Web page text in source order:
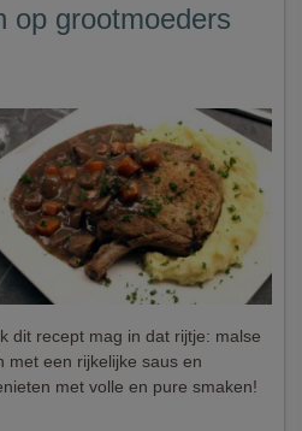
op grootmoeders
dit recept mag in dat rijtje: malse
met een rijkelijke saus en
met volle en pure smaken!